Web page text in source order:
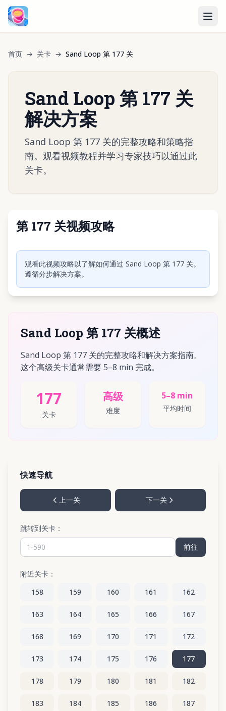
首页 → 关卡 → Sand Loop 第 177 关
Sand Loop 第 177 关
解决方案
Sand Loop 第 177 关的完整攻略和策略指
南。观看视频教程并学习专家技巧以通过此
关卡。
第 177 关视频攻略
点击播放视频
观看此视频攻略以了解如何通过 Sand Loop 第 177 关。
遵循分步解决方案。
Sand Loop 第 177 关概述
Sand Loop 第 177 关的完整攻略和解决方案指南。
这个高级关卡通常需要 5–8 min 完成。
177
关卡
高级
难度
5–8 min
平均时间
快速导航
上一关 下一关
跳转到关卡：
前往
附近关卡：
158
159 160 161 162
163 164 165 166 167
168 169 170 171 172
173 174 175 176 177
178 179 180 181 182
183 184 185 186 187